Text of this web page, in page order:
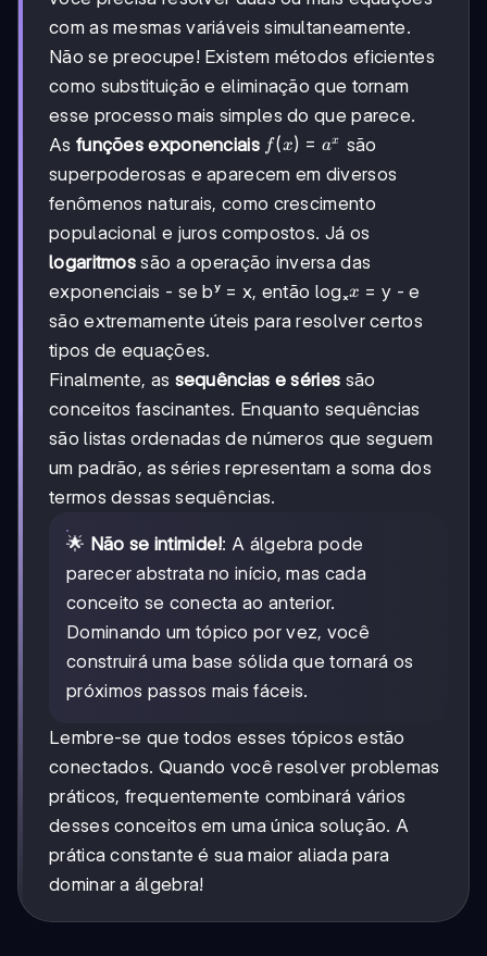
com as mesmas variáveis simultaneamente.
Não se preocupe! Existem métodos eficientes
como substituição e eliminação que tornam
esse processo mais simples do que parece.
As funções exponenciais f(x)
aˣ
f(x) = ax são
superpoderosas e aparecem em diversos
fenômenos naturais, como crescimento
populacional e juros compostos. Já os
logaritmos são a operação inversa das
exponenciais - se bʸ = x, então logₓx
x = y - e
são extremamente úteis para resolver certos
tipos de equações.
Finalmente, as sequências e séries são
conceitos fascinantes. Enquanto sequências
são listas ordenadas de números que seguem
um padrão, as séries representam a soma dos
termos dessas sequências.
🌟 Não se intimide!: A álgebra pode
parecer abstrata no início, mas cada
conceito se conecta ao anterior.
Dominando um tópico por vez, você
construirá uma base sólida que tornará os
próximos passos mais fáceis.
Lembre-se que todos esses tópicos estão
conectados. Quando você resolver problemas
práticos, frequentemente combinará vários
desses conceitos em uma única solução. A
prática constante é sua maior aliada para
dominar a álgebra!